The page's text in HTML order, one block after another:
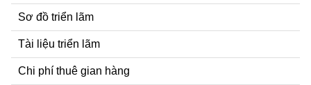
Sơ đồ triển lãm
Tài liệu triển lãm
Chi phí thuê gian hàng